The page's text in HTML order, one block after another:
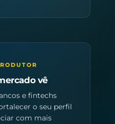
vê
e fintechs
o seu perfil
com mais